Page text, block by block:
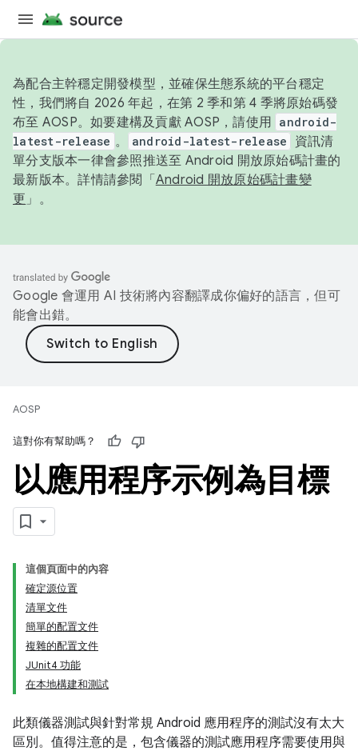
為配合主幹穩定開發模型，並確保生態系統的平台穩定
性，我們將自 2026 年起，在第 2 季和第 4 季將原始碼發
布至 AOSP。如要建構及貢獻 AOSP，請使用 android-
latest-release 。 android-latest-release
資訊清
單分支版本一律會參照推送至 Android 開放原始碼計畫的
最新版本。詳情請參閱「 Android 開放原始碼計畫變
更 」。
Google 會運用 AI 技術將內容翻譯成你偏好的語言，但可
能會出錯。
AOSP
這對你有幫助嗎？
以應用程序示例為目標
這個頁面中的內容
確定源位置
清單文件
簡單的配置文件
複雜的配置文件
JUnit4 功能
在本地構建和測試
此類儀器測試與針對常規 Android 應用程序的測試沒有太大
區別。值得注意的是，包含儀器的測試應用程序需要使用與